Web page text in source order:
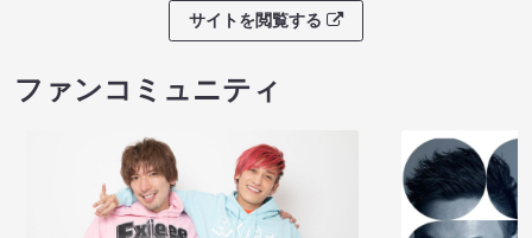
サイトを閲覧する
ファンコミュニティ